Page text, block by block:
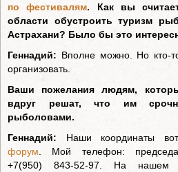
по фестивалям. Как вы
области обустроить туризм
Астрахани? Было бы это
Геннадий: Вполне можно. Но кто-
организовать.
Ваши пожелания людям,
вдруг решат, что им
рыболовами.
Геннадий: Наши координаты
форум . Мой телефон:
+7(950) 843-52-97. На нашем